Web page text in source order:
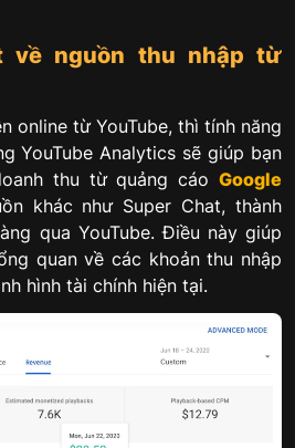
về nguồn thu nhập từ
online từ YouTube, thì tính năng
YouTube Analytics sẽ giúp bạn
thu từ quảng cáo Google
khác như Super Chat, thành
qua YouTube. Điều này giúp
quan về các khoản thu nhập
hình tài chính hiện tại.